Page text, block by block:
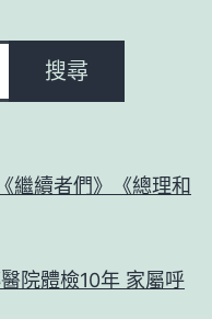
搜尋
繼續者們》《總理和
院體檢10年 家屬呼